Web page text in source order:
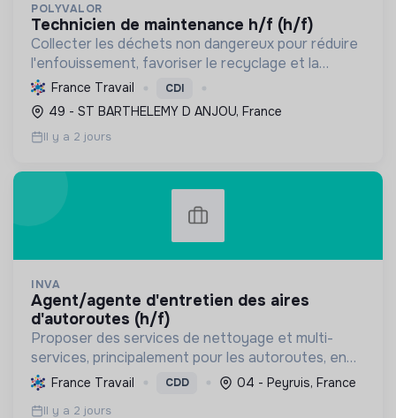
POLYVALOR
technicien de maintenance h/f (h/f)
Collecter les déchets non dangereux pour réduire
l'enfouissement, favoriser le recyclage et la
valorisation, et préserver les ressources
naturelles, contribuant ainsi à l'économie circulaire
et à la t...
France Travail CDI
49 - ST BARTHELEMY D ANJOU, France
Il y a 2 jours
INVA
agent/agente d'entretien des aires
d'autoroutes (h/f)
Proposer des services de nettoyage et multi-
services, principalement pour les autoroutes, en
France. Favoriser l'inclusion sociale et
professionnelle, et contribuer à la préservation de
France Travail CDD 04 - Peyruis, France
Il y a 2 jours